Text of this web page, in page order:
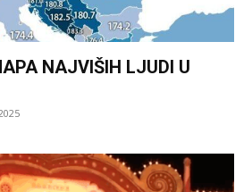
NAJVIŠIH LJUDI U